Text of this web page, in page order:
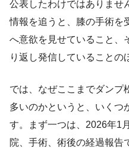
公表したわけではありませ
情報を追うと、膝の手術を
へ意欲を見せていること、
り返し発信していることの
では、なぜここまでダンプ
多いのかというと、いくつ
す。まず一つは、2026年1
院、手術、術後の経過報告